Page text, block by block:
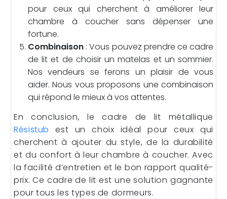
pour ceux qui cherchent à améliorer leur
chambre à coucher sans dépenser une
fortune.
Combinaison : Vous pouvez prendre ce cadre
de lit et de choisir un matelas et un sommier.
Nos vendeurs se ferons un plaisir de vous
aider. Nous vous proposons une combinaison
qui répond le mieux à vos attentes.
En conclusion, le cadre de lit métallique
Résistub est un choix idéal pour ceux qui
cherchent à ajouter du style, de la durabilité
et du confort à leur chambre à coucher. Avec
la facilité d’entretien et le bon rapport qualité-
prix. Ce cadre de lit est une solution gagnante
pour tous les types de dormeurs.